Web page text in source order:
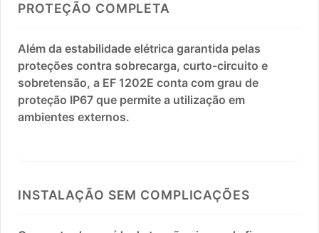
PROTEÇÃO COMPLETA
Além da estabilidade elétrica garantida pelas
proteções contra sobrecarga, curto-circuito e
sobretensão, a EF 1202E conta com grau de
proteção IP67 que permite a utilização em
ambientes externos.
INSTALAÇÃO SEM COMPLICAÇÕES